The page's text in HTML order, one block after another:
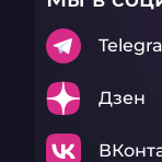
Дзен